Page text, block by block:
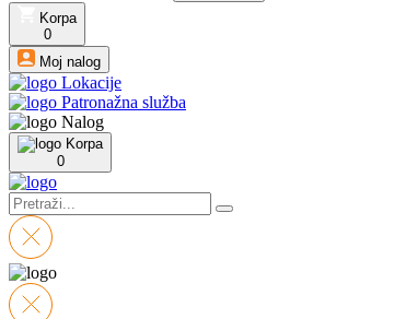
Korpa
0
Moj nalog
Lokacije
Patronažna služba
Nalog
Korpa
0